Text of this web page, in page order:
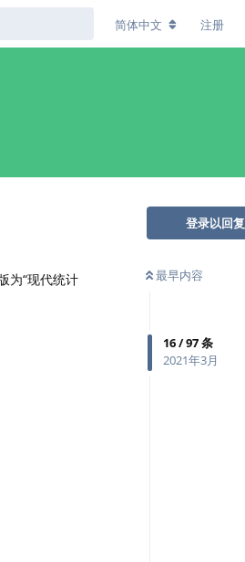
简体中文 注册
登录以回复
最早内容
16/97条
2021年3月
为“现代统计